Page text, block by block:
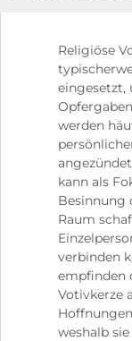
Religiöse
eingesetzt,
werden
kann als
Besinnung
Raum
verbinden
empfinden
Votivkerze
weshalb